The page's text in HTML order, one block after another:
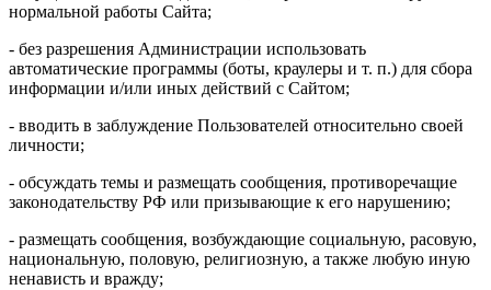
нормальной работы Сайта;
- без разрешения Администрации использовать
автоматические программы (боты, краулеры и т. п.) для сбора
информации и/или иных действий с Сайтом;
- вводить в заблуждение Пользователей относительно своей
личности;
- обсуждать темы и размещать сообщения, противоречащие
законодательству РФ или призывающие к его нарушению;
- размещать сообщения, возбуждающие социальную, расовую,
национальную, половую, религиозную, а также любую иную
ненависть и вражду;